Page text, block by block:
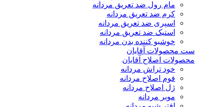
مام رول ضد تعریق مردانه
کرم ضد تعریق مردانه
اسپری ضد تعریق مردانه
استیک ضد تعریق مردانه
خوشبو کننده بدن مردانه
ست محصولات آقایان
محصولات اصلاح آقایان
خود تراش مردانه
فوم اصلاح مردانه
ژل اصلاح مردانه
موبر مردانه